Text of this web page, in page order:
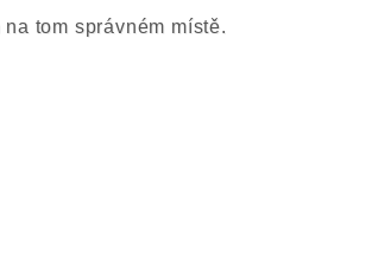
tom správném místě.